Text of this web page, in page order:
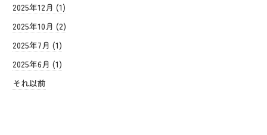
2025年12月 (1)
2025年10月 (2)
2025年7月 (1)
2025年6月 (1)
それ以前